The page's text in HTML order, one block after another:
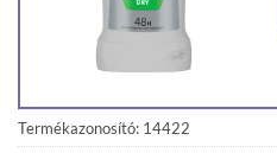
Termékazonosító: 14422